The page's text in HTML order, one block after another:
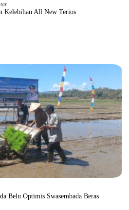
Kelebihan All New Terios
Belu Optimis Swasembada Beras